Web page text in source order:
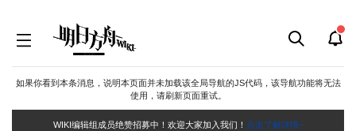
如果你看到本条消息，说明本页面并未加载该全局导航的JS代码，该导航功能将无法
使用，请刷新页面重试。
WIKI编辑组成员绝赞招募中！欢迎大家加入我们！ 点击了解详情~